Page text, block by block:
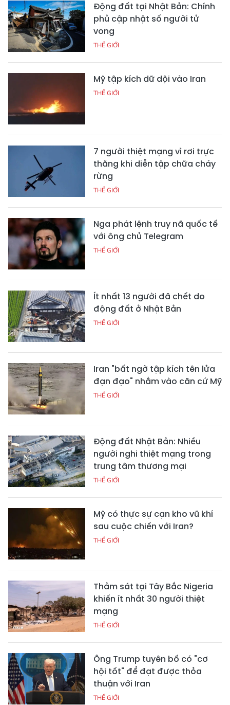
Động đất tại Nhật Bản: Chính
phủ cập nhật số người tử
vong
THẾ GIỚI
Mỹ tập kích dữ dội vào Iran
THẾ GIỚI
7 người thiệt mạng vì rơi trực
thăng khi diễn tập chữa cháy
rừng
THẾ GIỚI
Nga phát lệnh truy nã quốc tế
với ông chủ Telegram
THẾ GIỚI
Ít nhất 13 người đã chết do
động đất ở Nhật Bản
THẾ GIỚI
Iran "bất ngờ tập kích tên lửa
đạn đạo" nhằm vào căn cứ Mỹ
THẾ GIỚI
Động đất Nhật Bản: Nhiều
người nghi thiệt mạng trong
trung tâm thương mại
THẾ GIỚI
Mỹ có thực sự cạn kho vũ khí
sau cuộc chiến với Iran?
THẾ GIỚI
Thảm sát tại Tây Bắc Nigeria
khiến ít nhất 30 người thiệt
mạng
THẾ GIỚI
Ông Trump tuyên bố có "cơ
hội tốt" để đạt được thỏa
thuận với Iran
THẾ GIỚI